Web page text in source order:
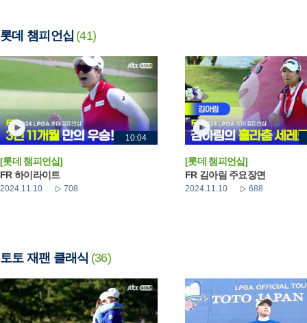
롯데 챔피언십 (41)
10:04
[롯데 챔피언십]
FR 하이라이트
2024.11.10 708
[롯데 챔피언십]
FR 김아림 주요장면
2024.11.10 688
토토 재팬 클래식 (36)